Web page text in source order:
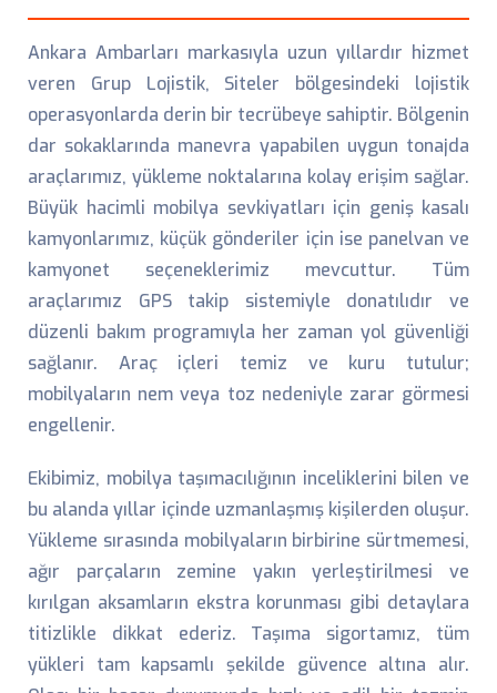
Ankara Ambarları markasıyla uzun yıllardır hizmet
veren Grup Lojistik, Siteler bölgesindeki lojistik
operasyonlarda derin bir tecrübeye sahiptir. Bölgenin
dar sokaklarında manevra yapabilen uygun tonajda
araçlarımız, yükleme noktalarına kolay erişim sağlar.
Büyük hacimli mobilya sevkiyatları için geniş kasalı
kamyonlarımız, küçük gönderiler için ise panelvan ve
kamyonet seçeneklerimiz mevcuttur. Tüm
araçlarımız GPS takip sistemiyle donatılıdır ve
düzenli bakım programıyla her zaman yol güvenliği
sağlanır. Araç içleri temiz ve kuru tutulur;
mobilyaların nem veya toz nedeniyle zarar görmesi
engellenir.
Ekibimiz, mobilya taşımacılığının inceliklerini bilen ve
bu alanda yıllar içinde uzmanlaşmış kişilerden oluşur.
Yükleme sırasında mobilyaların birbirine sürtmemesi,
ağır parçaların zemine yakın yerleştirilmesi ve
kırılgan aksamların ekstra korunması gibi detaylara
titizlikle dikkat ederiz. Taşıma sigortamız, tüm
yükleri tam kapsamlı şekilde güvence altına alır.